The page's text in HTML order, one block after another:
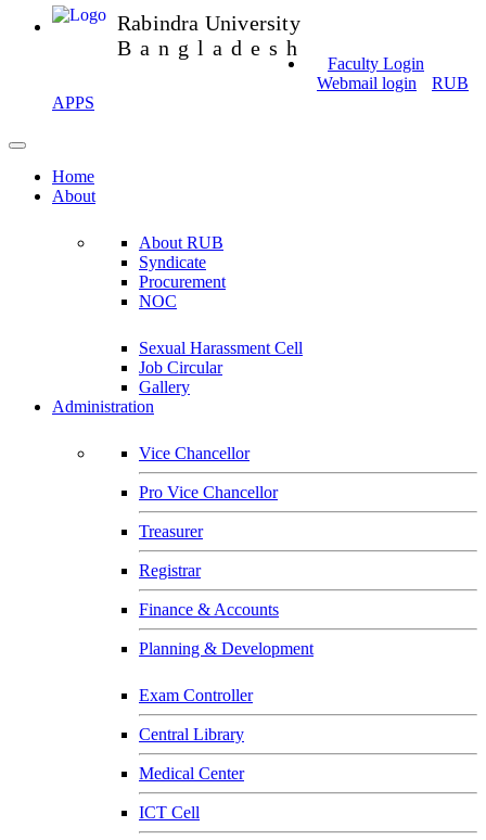
Rabindra University
Bangladesh
Faculty Login
Webmail login
RUB
APPS
Home
About
About RUB
Syndicate
Procurement
NOC
Sexual Harassment Cell
Job Circular
Gallery
Administration
Vice Chancellor
Pro Vice Chancellor
Treasurer
Registrar
Finance & Accounts
Planning & Development
Exam Controller
Central Library
Medical Center
ICT Cell